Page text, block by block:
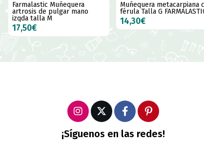
Farmalastic Muñequera
artrosis de pulgar mano
izqda talla M
17,50€
Muñequera metacarpiana
férula Talla G
14,30€
¡Síguenos en las redes!